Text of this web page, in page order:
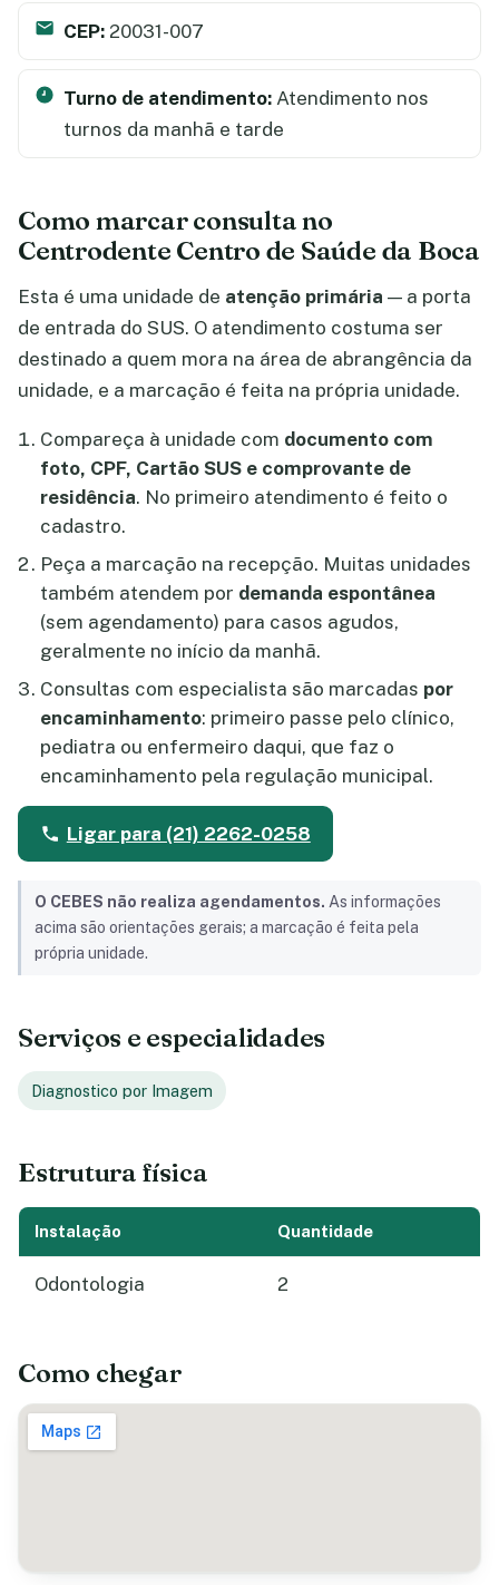
CEP: 20031-007
Turno de atendimento: Atendimento nos
turnos da manhã e tarde
Como marcar consulta no
Centrodente Centro de Saúde da Boca
Esta é uma unidade de atenção primária — a porta
de entrada do SUS. O atendimento costuma ser
destinado a quem mora na área de abrangência da
unidade, e a marcação é feita na própria unidade.
Compareça à unidade com documento com
foto, CPF, Cartão SUS e comprovante de
residência. No primeiro atendimento é feito o
cadastro.
Peça a marcação na recepção. Muitas unidades
também atendem por demanda espontânea
(sem agendamento) para casos agudos,
geralmente no início da manhã.
Consultas com especialista são marcadas por
encaminhamento: primeiro passe pelo clínico,
pediatra ou enfermeiro daqui, que faz o
encaminhamento pela regulação municipal.
Ligar para (21) 2262-0258
O CEBES não realiza agendamentos. As informações
acima são orientações gerais; a marcação é feita pela
própria unidade.
Serviços e especialidades
Diagnostico por Imagem
Estrutura física
Instalação Quantidade
Odontologia 2
Como chegar